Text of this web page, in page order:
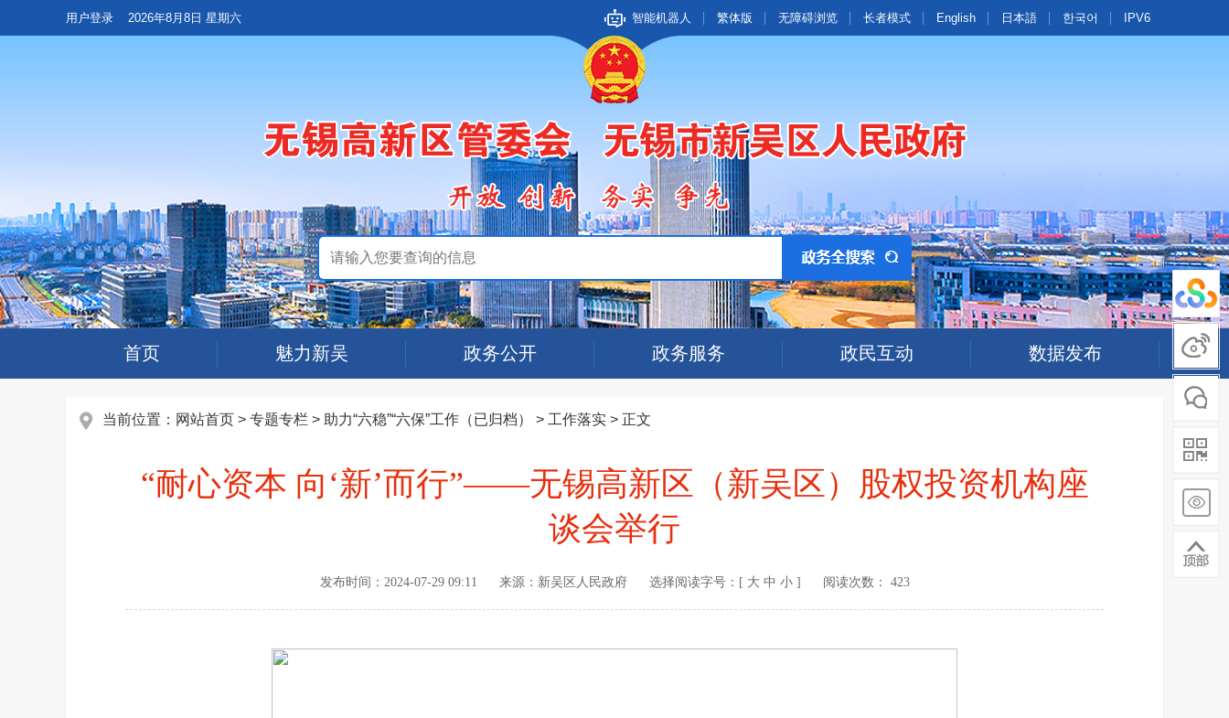
用户登录 2026年8月8日 星期六 智能机器人 繁体版 无障碍浏览 长者模式 English 日本語 한국어 IPV6
首页 魅力新吴 政务公开 政务服务 政民互动 数据发布
当前位置： 网站首页 > 专题专栏 > 助力“六稳”“六保”工作（已归档） > 工作落实 > 正文
“耐心资本 向‘新’而行”——无锡高新区（新吴区）股权投资机构座
谈会举行
发布时间： 2024-07-29 09:11 来源： 新吴区人民政府 选择阅读字号：[ 大 中 小] 阅读次数： 423